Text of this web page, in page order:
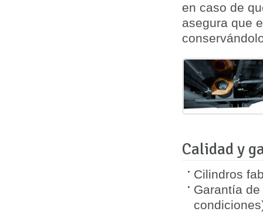
en caso de
asegura que
Calidad y
Cilindros
Garantía de